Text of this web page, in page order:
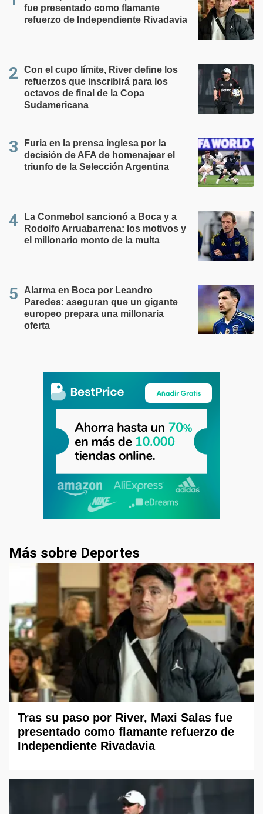
fue presentado como flamante
refuerzo de Independiente Rivadavia
Con el cupo límite, River define los
refuerzos que inscribirá para los
octavos de final de la Copa
Sudamericana
Furia en la prensa inglesa por la
decisión de AFA de homenajear el
triunfo de la Selección Argentina
La Conmebol sancionó a Boca y a
Rodolfo Arruabarrena: los motivos y
el millonario monto de la multa
Alarma en Boca por Leandro
Paredes: aseguran que un gigante
europeo prepara una millonaria
oferta
Más sobre Deportes
Tras su paso por River, Maxi Salas fue
presentado como flamante refuerzo de
Independiente Rivadavia